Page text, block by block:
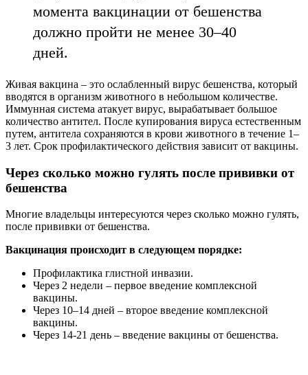
момента вакцинации от бешенства
должно пройти не менее 30–40
дней.
Живая вакцина – это ослабленный вирус бешенства, который
вводятся в организм животного в небольшом количестве.
Иммунная система атакует вирус, вырабатывает большое
количество антител. После купирования вируса естественным
путем, антитела сохраняются в крови животного в течение 1–
3 лет. Срок профилактического действия зависит от вакцины.
Через сколько можно гулять после прививки от
бешенства
Многие владельцы интересуются через сколько можно гулять,
после прививки от бешенства.
Вакцинация происходит в следующем порядке:
Профилактика глистной инвазии.
Через 2 недели – первое введение комплексной
вакцины.
Через 10–14 дней – второе введение комплексной
вакцины.
Через 14-21 день – введение вакцины от бешенства.